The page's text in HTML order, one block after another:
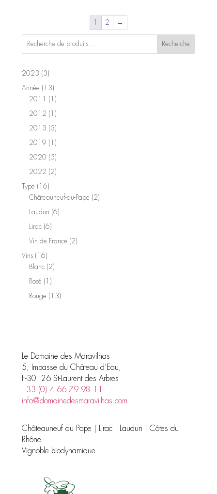
1 2 →
Recherche
2023 33
produits
Année 1313
produits
2011 1 1
produit
2012 1 1
produit
2013 33
produits
2019 1 1
produit
2020 55
produits
2022 22
Type 1616
produits
Châteauneuf-du-Pape 22
Laudun 66
Lirac 66
produits
Vin de France 22
Vins 1616
produits
Blanc 22
Rosé 1 1
produit
Rouge 1313
Le Domaine des Maravilhas
5, Impasse du Château d’Eau,
F-30126 St-Laurent des Arbres
+33 (0) 4 66 79 98 11
info@domainedesmaravilhas.com
Châteauneuf du Pape | Lirac | Laudun | Côtes du
Rhône
Vignoble biodynamique